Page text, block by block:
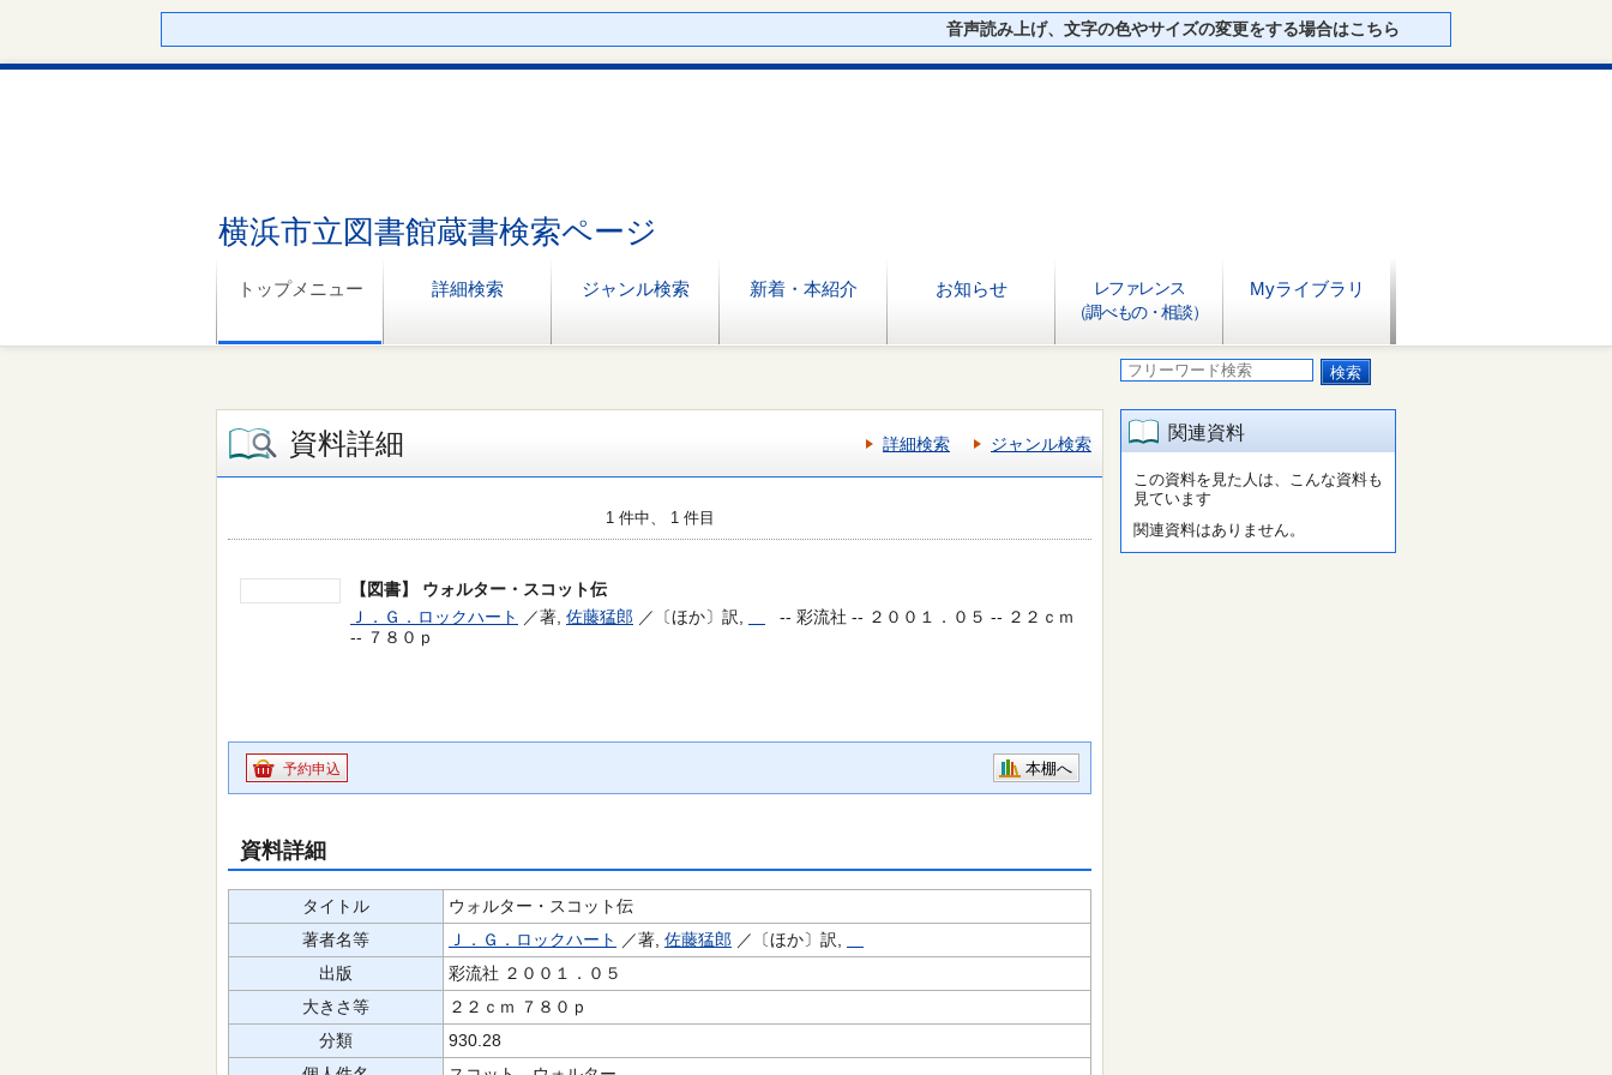
音声読み上げ、文字の色やサイズの変更をする場合はこちら
横浜市立図書館蔵書検索ページ
トップメニュー 詳細検索 ジャンル検索 新着・本紹介 お知らせ
レファレンス
（調べもの・相談）
Myライブラリ
資料詳細 詳細検索 ジャンル検索
1 件中、 1 件目
【図書】
ウォルター・スコット伝
Ｊ．Ｇ．ロックハート ／著, 佐藤猛郎 ／〔ほか〕訳, -- 彩流社 -- ２００１．０５ -- ２２ｃｍ
-- ７８０ｐ
予約申込 本棚へ
資料詳細
タイトル
ウォルター・スコット伝
著者名等
Ｊ．Ｇ．ロックハート ／著, 佐藤猛郎 ／〔ほか〕訳,
出版
彩流社 ２００１．０５
大きさ等
２２ｃｍ ７８０ｐ
分類
930.28
関連資料
この資料を見た人は、こんな資料も
見ています
関連資料はありません。